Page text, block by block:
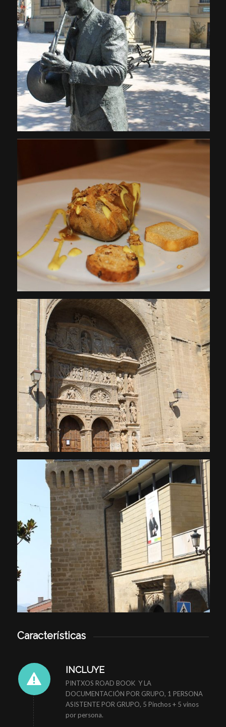
Características
INCLUYE
PINTXOS ROAD BOOK Y LA
DOCUMENTACIÓN POR GRUPO, 1 PERSONA
ASISTENTE POR GRUPO, 5 Pinchos + 5 vinos
por persona.